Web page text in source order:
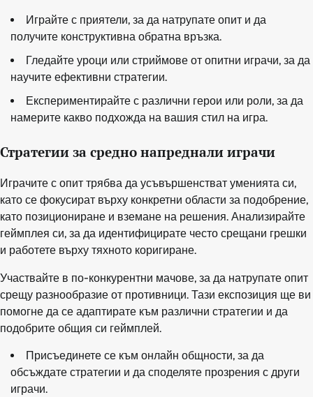
Играйте с приятели, за да натрупате опит и да
получите конструктивна обратна връзка.
Гледайте уроци или стриймове от опитни играчи, за да
научите ефективни стратегии.
Експериментирайте с различни герои или роли, за да
намерите какво подхожда на вашия стил на игра.
Стратегии за средно напреднали играчи
Играчите с опит трябва да усъвършенстват уменията си,
като се фокусират върху конкретни области за подобрение,
като позициониране и вземане на решения. Анализирайте
геймплея си, за да идентифицирате често срещани грешки
и работете върху тяхното коригиране.
Участвайте в по-конкурентни мачове, за да натрупате опит
срещу разнообразие от противници. Тази експозиция ще ви
помогне да се адаптирате към различни стратегии и да
подобрите общия си геймплей.
Присъединете се към онлайн общности, за да
обсъждате стратегии и да споделяте прозрения с други
играчи.